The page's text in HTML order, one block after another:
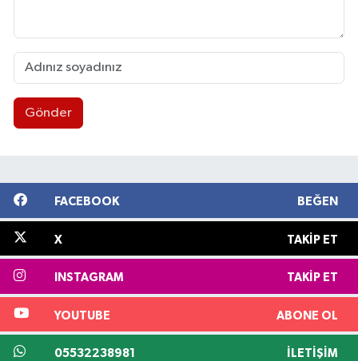
Gönder
FACEBOOK BEĞEN
X TAKIP ET
INSTAGRAM TAKIP ET
YOUTUBE ABONE OL
05532238981 İLETIŞIM